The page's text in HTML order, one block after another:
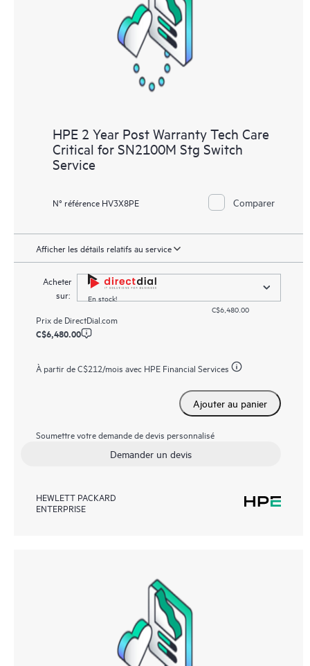
HPE 2 Year Post Warranty Tech Care
Critical for SN2100M Stg Switch
Service
N° référence HV3X8PE Comparer
Afficher les détails relatifs au service
Acheter
sur:
En stock!
C$6,480.00
Prix de DirectDial.com
C$6,480.00
À partir deC$212/mois avec HPE Financial Services
Ajouter au panier
Soumettre votre demande de devis personnalisé
Demander un devis
HEWLETT PACKARD
ENTERPRISE